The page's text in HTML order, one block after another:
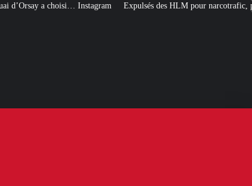
Expulsés des HLM pour narcotrafic, peuvent-ils obtenir un